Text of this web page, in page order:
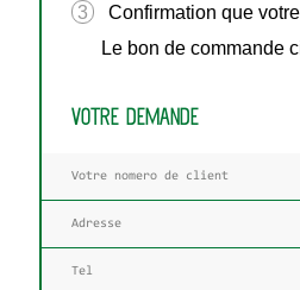
3 Confirmation que votre
Le bon de commande
VOTRE DEMANDE